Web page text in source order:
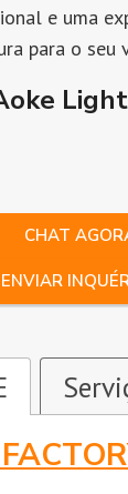
e uma
para o seu
CHAT
ENVIAR